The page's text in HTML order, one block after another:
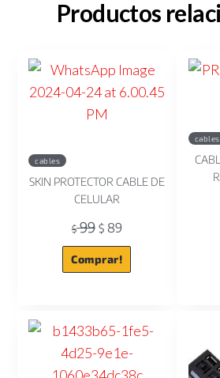
Productos
cables
SKIN PROTECTOR CABLE DE
CELULAR
$99 $89
Comprar!
cables